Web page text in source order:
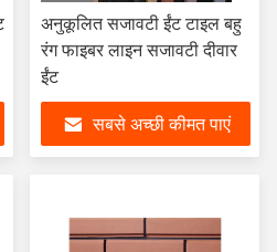
अनुकूलित सजावटी ईंट टाइल बहु
रंग फाइबर लाइन सजावटी दीवार
ईंट
सबसे अच्छी कीमत पाएं